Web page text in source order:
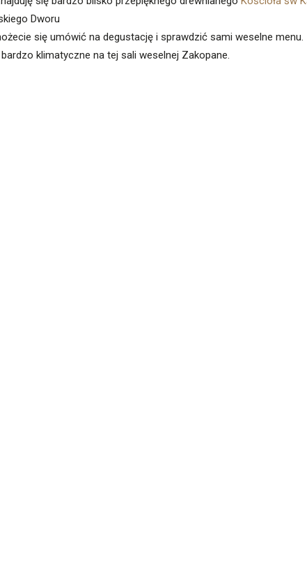
Dworu
się umówić na degustację i sprawdzić sami weselne menu.
klimatyczne na tej sali weselnej Zakopane.